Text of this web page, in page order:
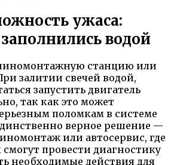
ужаса:
водой
станцию или
залитии свечей водой,
запустить двигатель
так как это может
поломкам в системе
верное решение —
или автосервис, где
провести диагностику
необходимые действия для